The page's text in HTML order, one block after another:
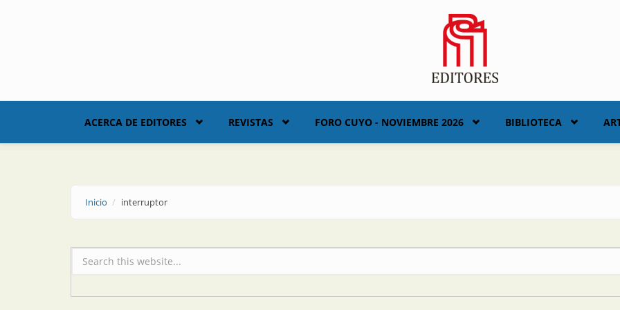
ACERCA DE EDITORES REVISTAS FORO CUYO - NOVIEMBRE 2026 BIBLIOTECA
Inicio interruptor
Formulario de búsqueda